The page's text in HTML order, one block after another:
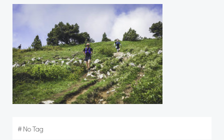
#No Tag